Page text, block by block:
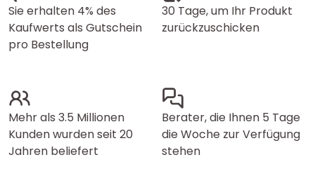
Sie erhalten 4% des
Kaufwerts als Gutschein
pro Bestellung
30 Tage, um Ihr Produkt
zurückzuschicken
Mehr als 3.5 Millionen
Kunden wurden seit 20
Jahren beliefert
Berater, die Ihnen 5 Tage
die Woche zur Verfügung
stehen